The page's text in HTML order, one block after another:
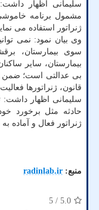
سلیمانی اظهار
مشمول برنامه
ژنراتور استفاده می
وی بیان نمود: نمی
سوی بیمارستان،
بیمارستان، سایر
بی عدالتی است؛ ضمن
قانون، ژنراتورها فعالیت
سلیمانی اظهار داشت:
حادثه مثل برخورد
ژنراتور فعال و آماده
منبع: radinlab.ir
5.0
/ 5